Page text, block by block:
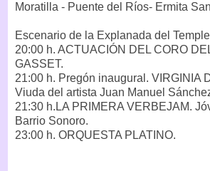
Moratilla - Puente del Ríos- Ermita
Escenario de la Explanada del
20:00 h. ACTUACIÓN DEL CORO
GASSET.
21:00 h. Pregón inaugural. VIRGINIA
Viuda del artista Juan Manuel
21:30 h.LA PRIMERA VERBEJAM.
Barrio Sonoro.
23:00 h. ORQUESTA PLATINO.